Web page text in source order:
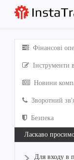
Фінансові
Інструменти
Новини
Зворотний
Безпека
Ласкаво
Для входу в